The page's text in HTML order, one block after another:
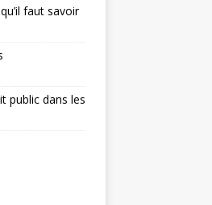
faut savoir
public dans les